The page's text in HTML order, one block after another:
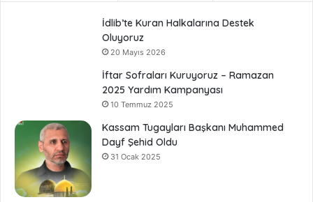
İdlib’te Kuran Halkalarına Destek
Oluyoruz
20 Mayıs 2026
İftar Sofraları Kuruyoruz – Ramazan
2025 Yardım Kampanyası
10 Temmuz 2025
Kassam Tugayları Başkanı Muhammed
Dayf Şehid Oldu
31 Ocak 2025